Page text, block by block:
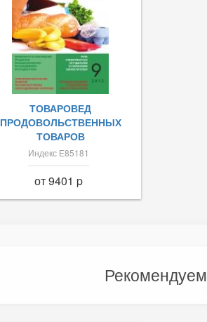
ТОВАРОВЕД
ПРОДОВОЛЬСТВЕННЫХ
ТОВАРОВ
Индекс Е85181
от 9401 p
Рекомендуем